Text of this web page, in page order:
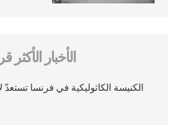
الأخبار الأكثر
الكنيسة الكاثوليكية في فرنسا تستعدّ